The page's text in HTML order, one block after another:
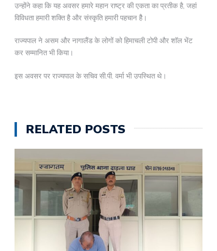
उन्होंने कहा कि यह अवसर हमारे महान राष्ट्र की एकता का प्रतीक है, जहां
विविधता हमारी शक्ति है और संस्कृति हमारी पहचान हैै।
राज्यपाल ने असम और नागालैंड के लोगों को हिमाचली टोपी और शॉल भेंट
कर सम्मानित भी किया।
इस अवसर पर राज्यपाल के सचिव सी.पी. वर्मा भी उपस्थित थे।
RELATED POSTS